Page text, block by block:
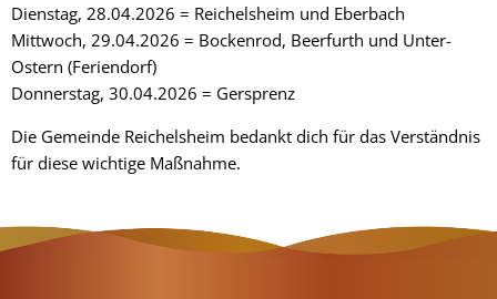
Dienstag, 28.04.2026 = Reichelsheim und Eberbach
Mittwoch, 29.04.2026 = Bockenrod, Beerfurth und Unter-
Ostern (Feriendorf)
Donnerstag, 30.04.2026 = Gersprenz
Die Gemeinde Reichelsheim bedankt dich für das Verständnis
für diese wichtige Maßnahme.